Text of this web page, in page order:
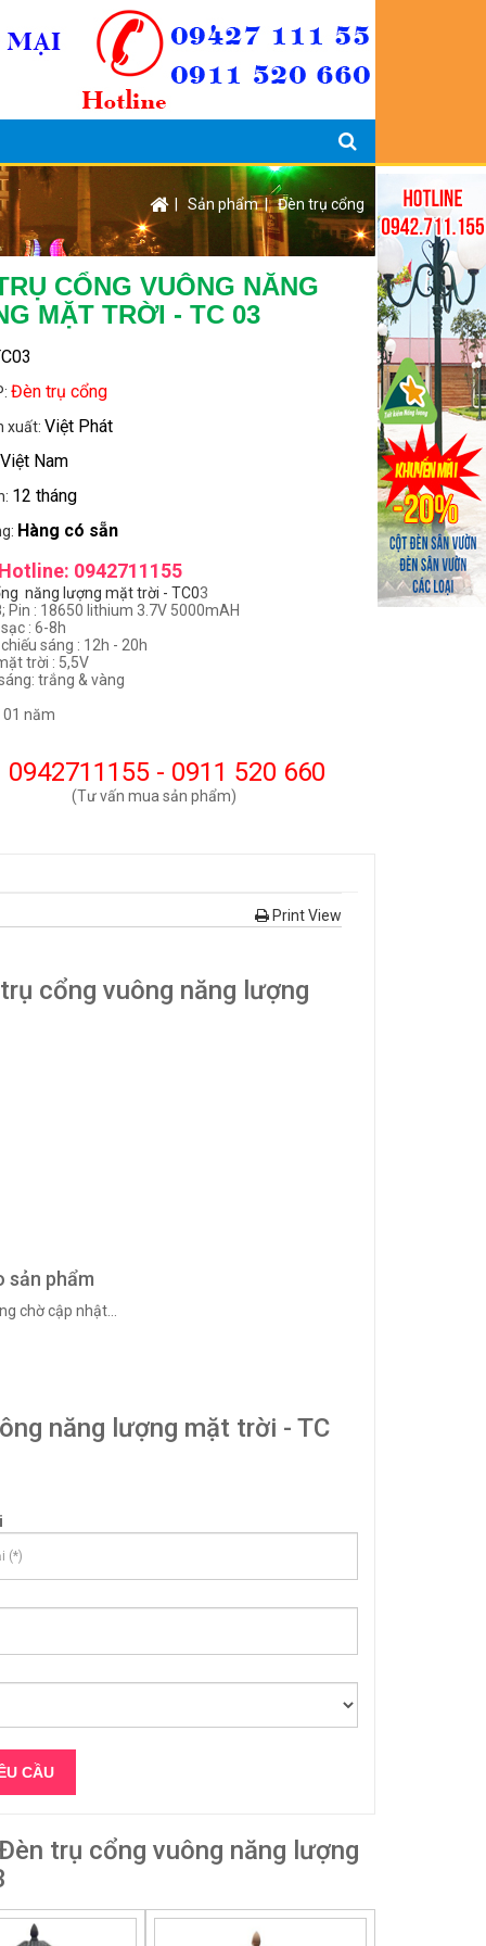
| Sản phẩm|Đèn trụ cổng
CỔNG VUÔNG NĂNG
MẶT TRỜI - TC 03
Đèn trụ cổng
xuất:Việt Phát
Việt Nam
12 tháng
Hàng có sẵn
Hotline: 0942711155
năng lượng mặt trời - TC03
Pin : 18650 lithium 3.7V 5000mAH
: 6-8h
sáng : 12h - 20h
trời : 5,5V
trắng & vàng
01 năm
0942711155 - 0911 520 660
(Tư vấn mua sản phẩm)
Print View
cổng vuông năng lượng
sản phẩm
chờ cập nhật...
năng lượng mặt trời - TC
trụ cổng vuông năng lượng